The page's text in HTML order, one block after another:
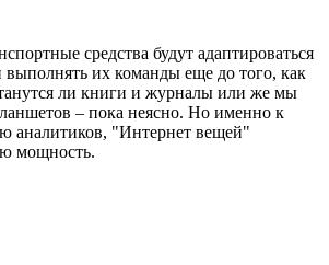
средства будут адаптироваться
выполнять их команды еще до того, как
ли книги и журналы или же мы
– пока неясно. Но именно к
аналитиков, "Интернет вещей"
мощность.